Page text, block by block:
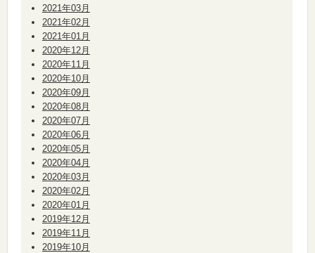
2021年03月
2021年02月
2021年01月
2020年12月
2020年11月
2020年10月
2020年09月
2020年08月
2020年07月
2020年06月
2020年05月
2020年04月
2020年03月
2020年02月
2020年01月
2019年12月
2019年11月
2019年10月